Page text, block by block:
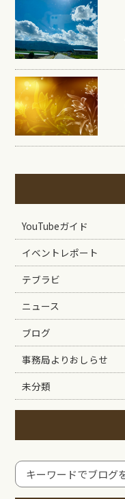
YouTubeガイド
イベントレポート
テブラビ
ニュース
ブログ
事務局よりおしらせ
未分類